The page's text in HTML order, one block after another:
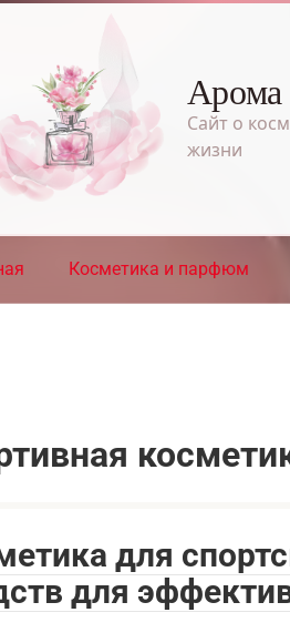
Сайт о
жизни
Косметика и парфюм
для
для